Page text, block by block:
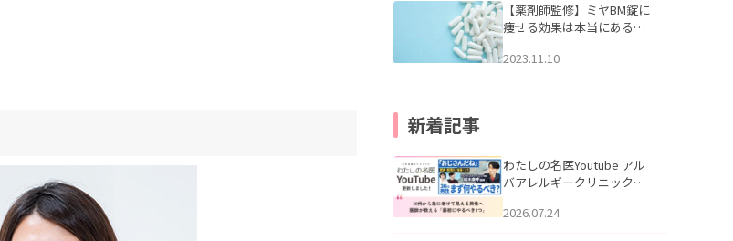
【薬剤師監修】ミヤBM錠に
痩せる効果は本当にある
2023.11.10
新着記事
わたしの名医Youtube アル
バアレルギークリニック札
える男性へ｜医師が教える
2026.07.24